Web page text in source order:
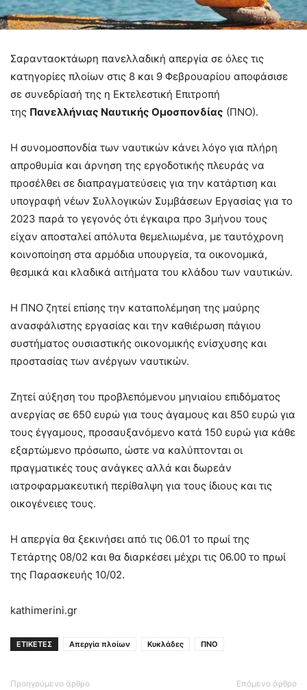
Σαρανταοκτάωρη πανελλαδική απεργία σε όλες τις
κατηγορίες πλοίων στις 8 και 9 Φεβρουαρίου αποφάσισε
σε συνεδρίασή της η Εκτελεστική Επιτροπή
της Πανελλήνιας Ναυτικής Ομοσπονδίας (ΠΝΟ).
Η συνομοσπονδία των ναυτικών κάνει λόγο για πλήρη
απροθυμία και άρνηση της εργοδοτικής πλευράς να
προσέλθει σε διαπραγματεύσεις για την κατάρτιση και
υπογραφή νέων Συλλογικών Συμβάσεων Εργασίας για το
2023 παρά το γεγονός ότι έγκαιρα προ 3μήνου τους
είχαν αποσταλεί απόλυτα θεμελιωμένα, με ταυτόχρονη
κοινοποίηση στα αρμόδια υπουργεία, τα οικονομικά,
θεσμικά και κλαδικά αιτήματα του κλάδου των ναυτικών.
Η ΠΝΟ ζητεί επίσης την καταπολέμηση της μαύρης
ανασφάλιστης εργασίας και την καθιέρωση πάγιου
συστήματος ουσιαστικής οικονομικής ενίσχυσης και
προστασίας των ανέργων ναυτικών.
Ζητεί αύξηση του προβλεπόμενου μηνιαίου επιδόματος
ανεργίας σε 650 ευρώ για τους άγαμους και 850 ευρώ για
τους έγγαμους, προσαυξανόμενο κατά 150 ευρώ για κάθε
εξαρτώμενο πρόσωπο, ώστε να καλύπτονται οι
πραγματικές τους ανάγκες αλλά και δωρεάν
ιατροφαρμακευτική περίθαλψη για τους ίδιους και τις
οικογένειες τους.
Η απεργία θα ξεκινήσει από τις 06.01 το πρωί της
Τετάρτης 08/02 και θα διαρκέσει μέχρι τις 06.00 το πρωί
της Παρασκευής 10/02.
kathimerini.gr
ΕΤΙΚΕΤΕΣ Απεργία πλοίων Κυκλάδες ΠΝΟ
Προηγούμενο άρθρο Επόμενο άρθρο